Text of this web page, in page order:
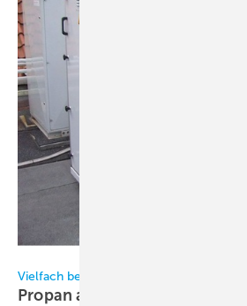
Vielfach bewährt und zunehmend gefragt
Propan auf dem